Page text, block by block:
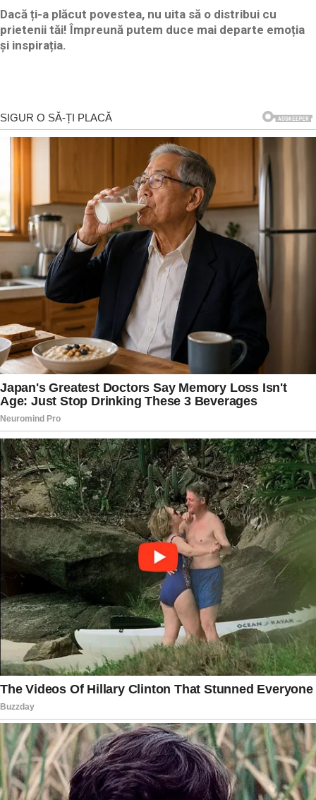
Dacă ți-a plăcut povestea, nu uita să o distribui cu
prietenii tăi! Împreună putem duce mai departe emoția
și inspirația.